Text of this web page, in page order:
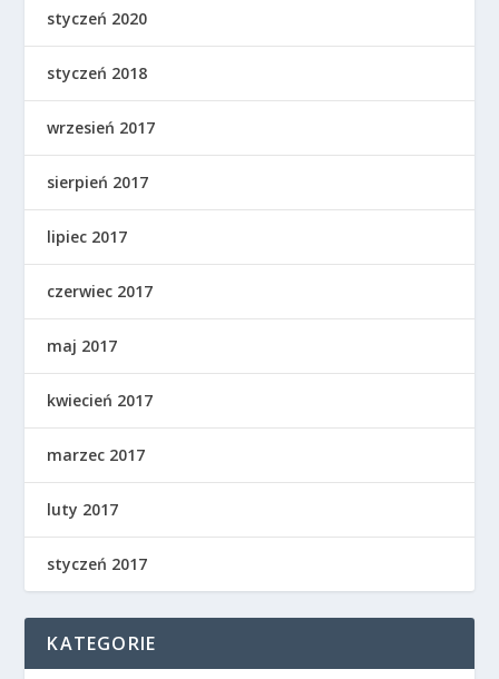
styczeń 2020
styczeń 2018
wrzesień 2017
sierpień 2017
lipiec 2017
czerwiec 2017
maj 2017
kwiecień 2017
marzec 2017
luty 2017
styczeń 2017
KATEGORIE